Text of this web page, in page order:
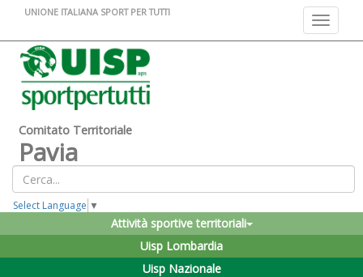
Toggle
UNIONE ITALIANA SPORT PER TUTTI
Comitato Territoriale
Pavia
Select Language ▼
Attività sportive territoriali
Uisp Lombardia
Uisp Nazionale